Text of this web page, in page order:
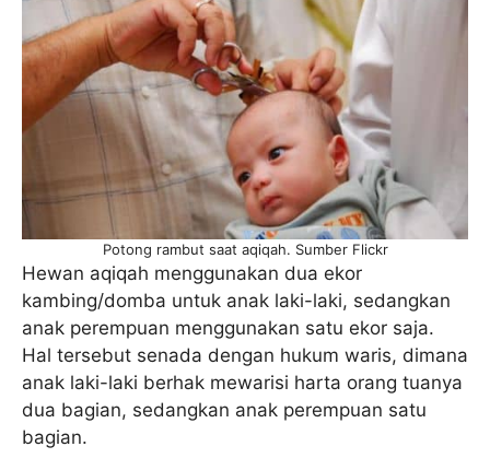
Potong rambut saat aqiqah. Sumber Flickr
Hewan aqiqah menggunakan dua ekor
kambing/domba untuk anak laki-laki, sedangkan
anak perempuan menggunakan satu ekor saja.
Hal tersebut senada dengan hukum waris, dimana
anak laki-laki berhak mewarisi harta orang tuanya
dua bagian, sedangkan anak perempuan satu
bagian.